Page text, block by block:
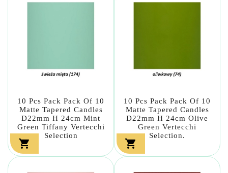
10 Pcs Pack Pack Of 10
Matte Tapered Candles
D22mm H 24cm Mint
Green Tiffany Vertecchi
Selection

10 Pcs Pack Pack Of 10
Matte Tapered Candles
D22mm H 24cm Olive
Green Vertecchi
Selection.
